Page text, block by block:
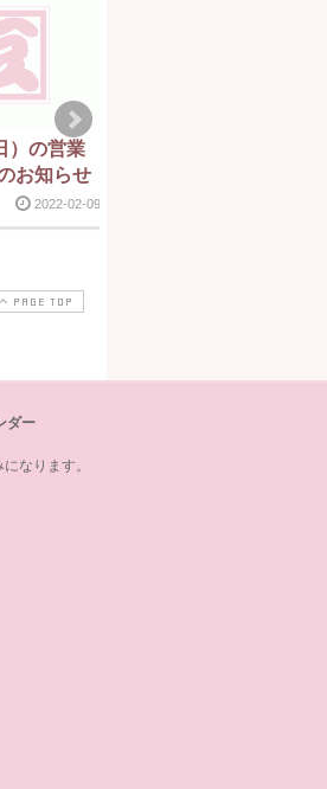
）の営業
お知らせ
2022-02-09
PAGE TOP
ダー
なります。